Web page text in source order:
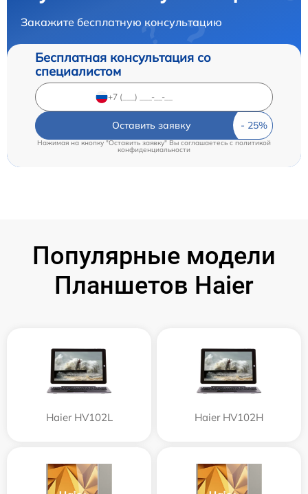
Закажите бесплатную консультацию
Бесплатная консультация со
специалистом
Оставить заявку
Нажимая на кнопку "Оставить заявку" Вы соглашаетесь cполитикой
конфиденциальности
Популярные модели
Планшетов Haier
Haier HV102L Haier HV102H